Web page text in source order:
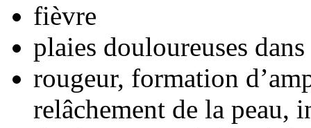
fièvre
plaies douloureuses
rougeur, formation
relâchement de la peau,